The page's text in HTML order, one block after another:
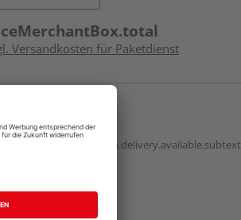
Versandkosten für Paketdienst
Abholung möglich